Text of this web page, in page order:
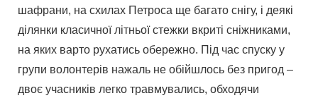
шафрани, на схилах Петроса ще багато снігу, і деякі
ділянки класичної літньої стежки вкриті сніжниками,
на яких варто рухатись обережно. Під час спуску у
групи волонтерів нажаль не обійшлось без пригод –
двоє учасників легко травмувались, обходячи